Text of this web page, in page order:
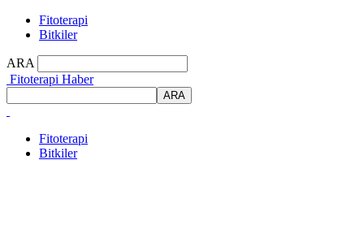
Fitoterapi
Bitkiler
ARA
Fitoterapi Haber
Fitoterapi
Bitkiler